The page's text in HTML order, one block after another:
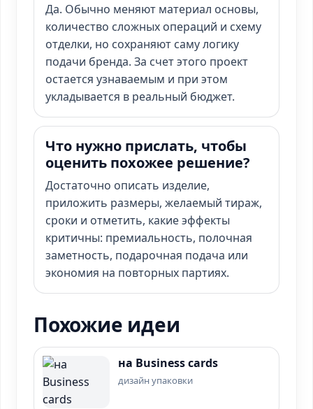
Да. Обычно меняют материал основы,
количество сложных операций и схему
отделки, но сохраняют саму логику
подачи бренда. За счет этого проект
остается узнаваемым и при этом
укладывается в реальный бюджет.
Что нужно прислать, чтобы
оценить похожее решение?
Достаточно описать изделие,
приложить размеры, желаемый тираж,
сроки и отметить, какие эффекты
критичны: премиальность, полочная
заметность, подарочная подача или
экономия на повторных партиях.
Похожие идеи
на Business cards
дизайн упаковки